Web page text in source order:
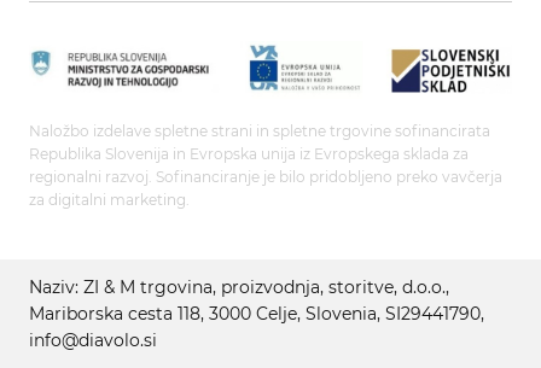
Naložbo izdelave spletne strani in spletne trgovine sofinancirata
Republika Slovenija in Evropska unija iz Evropskega sklada za
regionalni razvoj. Sofinanciranje je bilo pridobljeno preko vavčerja
za digitalni marketing.
Naziv: ZI & M trgovina, proizvodnja, storitve, d.o.o.,
Mariborska cesta 118, 3000 Celje, Slovenia, SI29441790,
info@diavolo.si